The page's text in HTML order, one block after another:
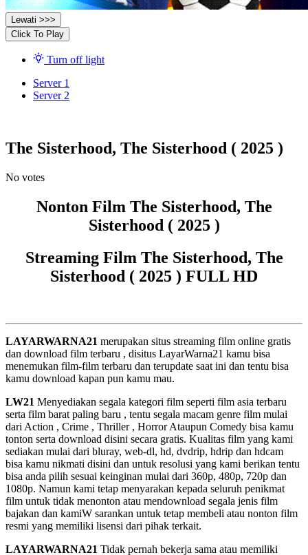
Lewati >>>
Click To Play
Turn off light
Server 1
Server 2
The Sisterhood, The Sisterhood ( 2025 )
No votes
Nonton Film The Sisterhood, The
Sisterhood ( 2025 )
Streaming Film The Sisterhood, The
Sisterhood ( 2025 ) FULL HD
LAYARWARNA21 merupakan situs streaming film online gratis
dan download film terbaru , disitus LayarWarna21 kamu bisa
menemukan film-film terbaru dan terupdate saat ini dan tentu bisa
kamu download kapan pun kamu mau.
LW21 Menyediakan segala kategori film seperti film asia terbaru
serta film barat paling baru , tentu segala macam genre film mulai
dari Action , Crime , Thriller , Horror Ataupun Comedy bisa kamu
tonton serta download disini secara gratis. Kualitas film yang kami
sediakan mulai dari bluray, web-dl, hd, dvdrip, hdrip dan hdcam
bisa kamu nikmati disini dan untuk resolusi yang kami berikan tentu
bisa anda pilih sesuai keinginan mulai dari 360p, 480p, 720p dan
1080p. Namun kami tetap menyarakan kepada seluruh penikmat
film untuk tidak menonton atau mendownload segala jenis film
bajakan dan kamiW sarankan untuk tetap membeli atau nonton film
resmi yang memiliki lisensi dari pihak terkait.
LAYARWARNA21 Tidak pernah bekerja sama atau memiliki